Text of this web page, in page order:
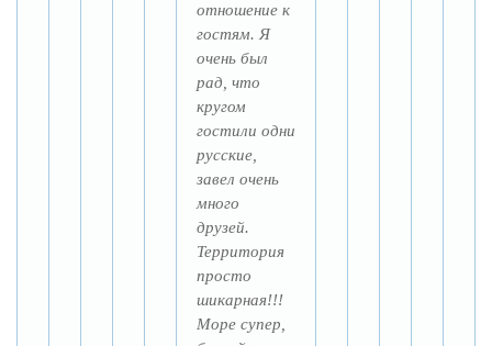
отношение к
гостям. Я
очень был
рад, что
кругом
гостили одни
русские,
завел очень
много
друзей.
Территория
просто
шикарная!!!
Море супер,